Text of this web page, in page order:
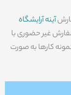
آینه آرایشگاه
غیر حضوری با
کارها به صورت